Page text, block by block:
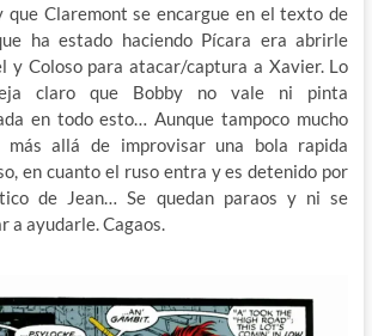
Claremont se encargue en el texto de
ha estado haciendo Pícara era abrirle
y Coloso para atacar/captura a Xavier. Lo
claro que Bobby no vale ni pinta
en todo esto… Aunque tampoco mucho
más allá de improvisar una bola rapida
en cuanto el ruso entra y es detenido por
de Jean… Se quedan paraos y ni se
a ayudarle. Cagaos.